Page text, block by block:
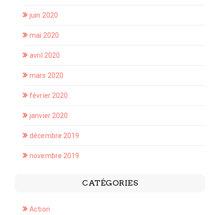
juin 2020
mai 2020
avril 2020
mars 2020
février 2020
janvier 2020
décembre 2019
novembre 2019
CATÉGORIES
Action